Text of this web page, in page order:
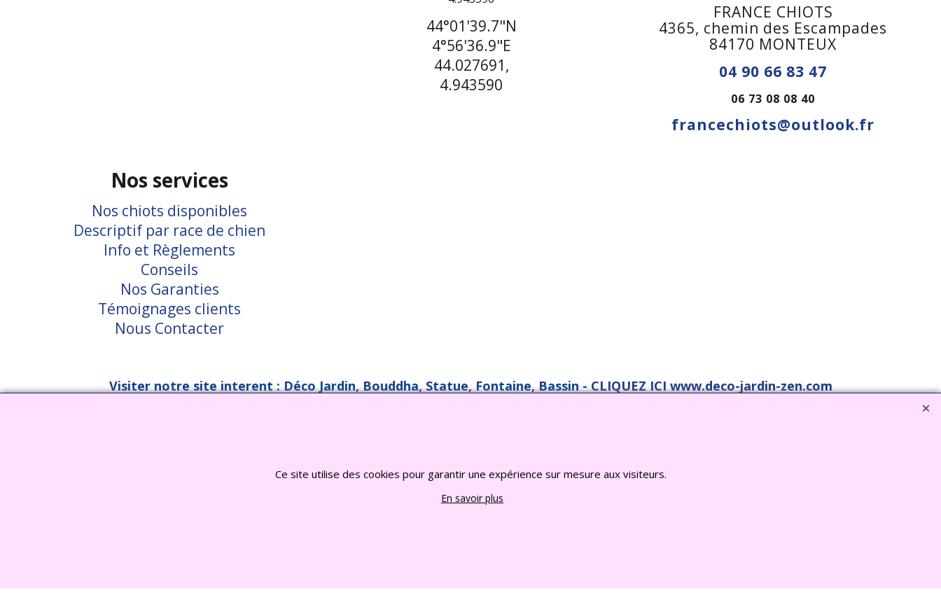
Nos services
Nos chiots disponibles
Descriptif par race de chien
Info et Règlements
Conseils
Nos Garanties
Témoignages clients
Nous Contacter
44°01'39.7"N
4°56'36.9"E
44.027691,
4.943590
FRANCE CHIOTS
4365, chemin des Escampades
84170 MONTEUX
04 90 66 83 47
06 73 08 08 40
francechiots@outlook.fr
Visiter notre site interent : Déco Jardin, Bouddha, Statue, Fontaine, Bassin -CLIQUEZ ICI www.deco-jardin-zen.com
Ce site utilise des cookies pour garantir une expérience sur mesure aux visiteurs.
En savoir plus